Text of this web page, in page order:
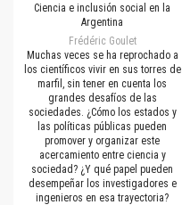
Ciencia e inclusión social en la
Argentina
Frédéric Goulet
Muchas veces se ha reprochado a
los científicos vivir en sus torres de
marfil, sin tener en cuenta los
grandes desafíos de las
sociedades. ¿Cómo los estados y
las políticas públicas pueden
promover y organizar este
acercamiento entre ciencia y
sociedad? ¿Y qué papel pueden
desempeñar los investigadores e
ingenieros en esa trayectoria?